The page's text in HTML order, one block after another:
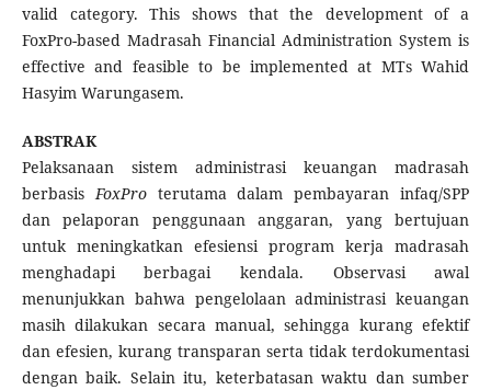
valid category. This shows that the development of a
FoxPro-based Madrasah Financial Administration System is
effective and feasible to be implemented at MTs Wahid
Hasyim Warungasem.
ABSTRAK
Pelaksanaan sistem administrasi keuangan madrasah
berbasisFoxProterutama dalam pembayaran infaq/SPP
dan pelaporan penggunaan anggaran, yang bertujuan
untuk meningkatkan efesiensi program kerja madrasah
menghadapi berbagai kendala. Observasi awal
menunjukkan bahwa pengelolaan administrasi keuangan
masih dilakukan secara manual, sehingga kurang efektif
dan efesien, kurang transparan serta tidak terdokumentasi
dengan baik. Selain itu, keterbatasan waktu dan sumber